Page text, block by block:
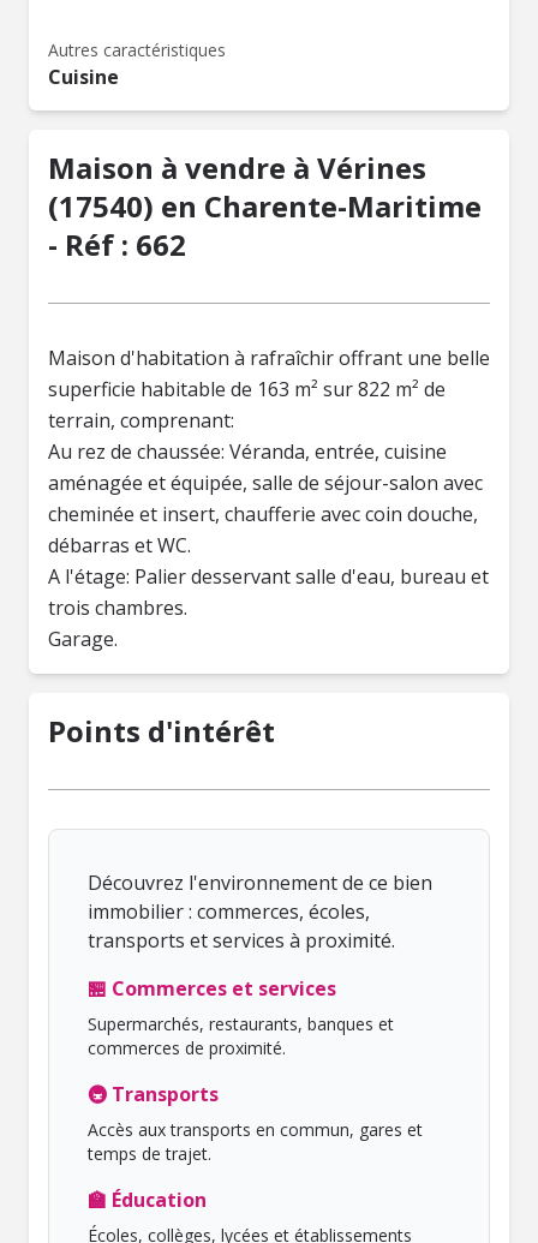
Autres caractéristiques
Cuisine
Maison à vendre à Vérines
(17540) en Charente-Maritime
- Réf : 662
Maison d'habitation à rafraîchir offrant une belle
superficie habitable de 163 m² sur 822 m² de
terrain, comprenant:
Au rez de chaussée: Véranda, entrée, cuisine
aménagée et équipée, salle de séjour-salon avec
cheminée et insert, chaufferie avec coin douche,
débarras et WC.
A l'étage: Palier desservant salle d'eau, bureau et
trois chambres.
Garage.
Points d'intérêt
Découvrez l'environnement de ce bien
immobilier : commerces, écoles,
transports et services à proximité.
🏪 Commerces et services
Supermarchés, restaurants, banques et
commerces de proximité.
🚇 Transports
Accès aux transports en commun, gares et
temps de trajet.
🏫 Éducation
Écoles, collèges, lycées et établissements